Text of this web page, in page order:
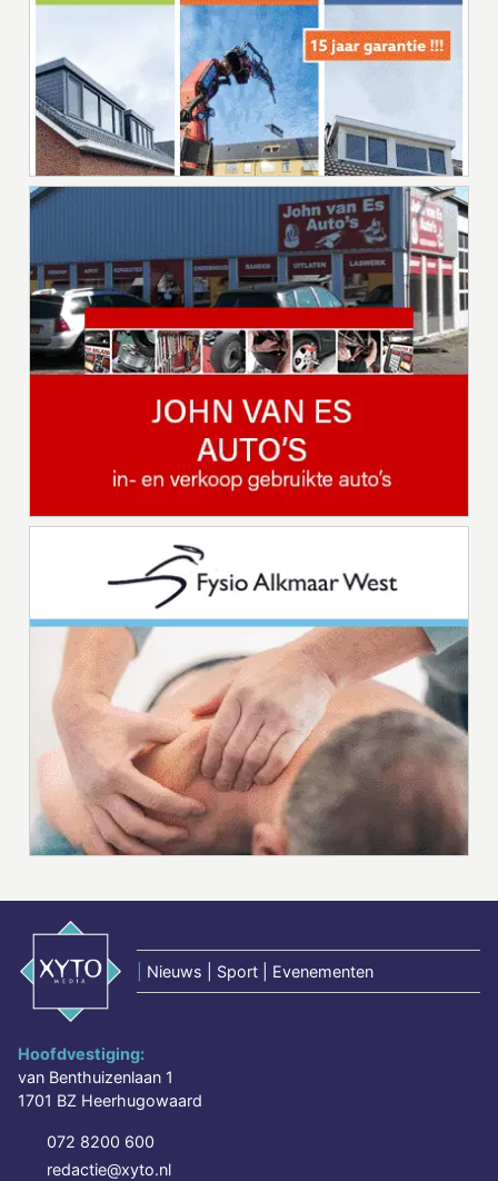
Nieuws | Sport | Evenementen
Hoofdvestiging:
van Benthuizenlaan 1
1701 BZ Heerhugowaard
072 8200 600
redactie@xyto.nl